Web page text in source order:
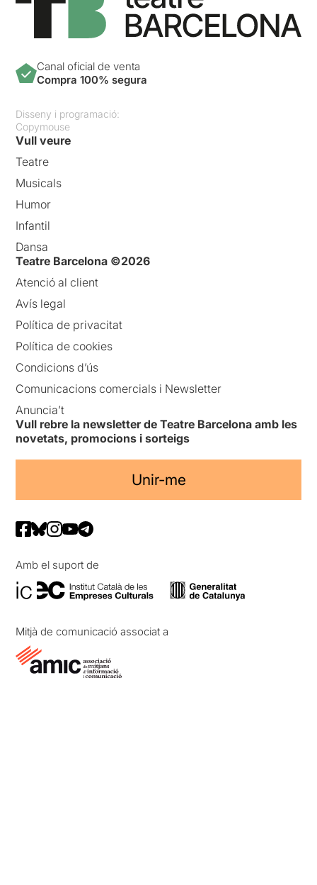
Canal oficial de venta
Compra 100% segura
Disseny i programació:
Copymouse
Vull veure
Teatre
Musicals
Humor
Infantil
Dansa
Teatre Barcelona ©2026
Atenció al client
Avís legal
Política de privacitat
Política de cookies
Condicions d’ús
Comunicacions comercials i Newsletter
Anuncia’t
Vull rebre la newsletter de Teatre Barcelona amb les
novetats, promocions i sorteigs
Unir-me
Amb el suport de
Mitjà de comunicació associat a